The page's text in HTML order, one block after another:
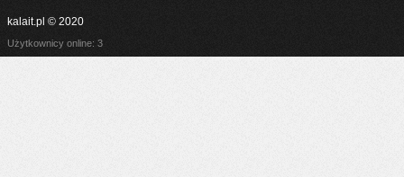
kalait.pl © 2020
Użytkownicy online: 3